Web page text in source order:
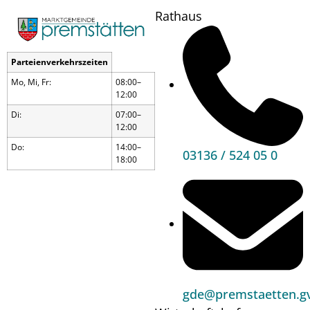
Parteienverkehrszeiten
Mo, Mi, Fr:
08:00–
12:00
Di:
07:00–
12:00
Do:
14:00–
18:00
Rathaus
03136 / 524 05 0
- Der Österreichischer
Skulpturenpark -